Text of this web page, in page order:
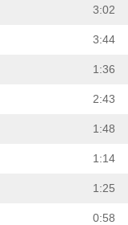
3:02
3:44
1:36
2:43
1:48
1:14
1:25
0:58